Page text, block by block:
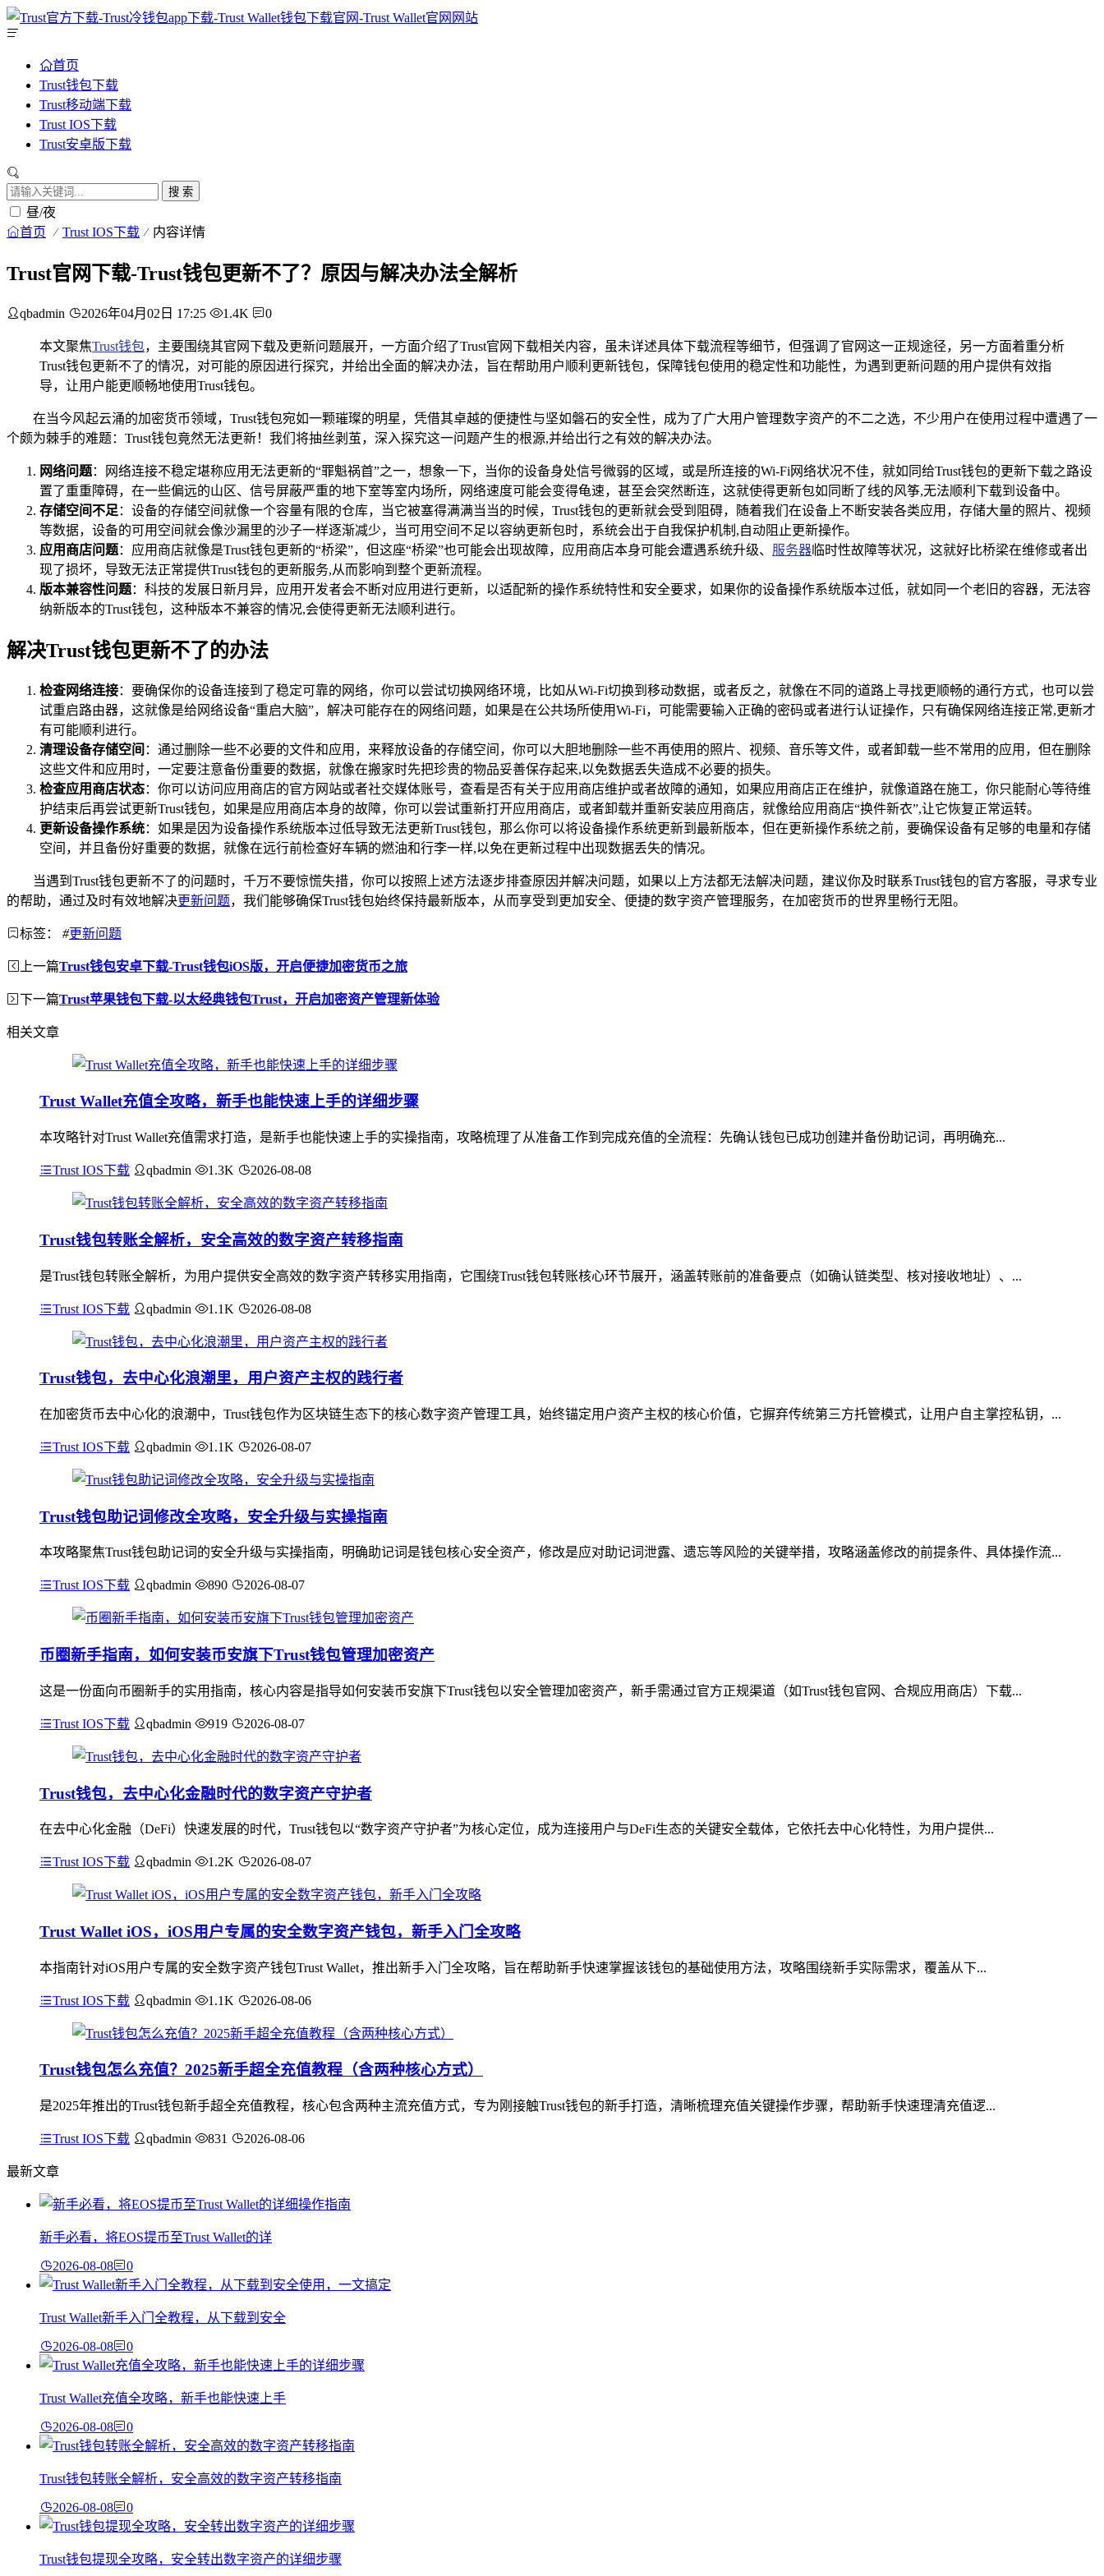
首页
Trust钱包下载
Trust移动端下载
Trust IOS下载
Trust安卓版下载
搜 索
昼/夜
首页 Trust IOS下载 内容详情
Trust官网下载-Trust钱包更新不了？原因与解决办法全解析
qbadmin 2026年04月02日 17:25 1.4K 0
本文聚焦Trust钱包，主要围绕其官网下载及更新问题展开，一方面介绍了Trust官网下载相关内容，虽未详述具体下载流程等细节，但强调了官网这一正规途径，另一方面着重分析
Trust钱包更新不了的情况，对可能的原因进行探究，并给出全面的解决办法，旨在帮助用户顺利更新钱包，保障钱包使用的稳定性和功能性，为遇到更新问题的用户提供有效指
导，让用户能更顺畅地使用Trust钱包。
在当今风起云涌的加密货币领域，Trust钱包宛如一颗璀璨的明星，凭借其卓越的便捷性与坚如磐石的安全性，成为了广大用户管理数字资产的不二之选，不少用户在使用过程中遭遇了一
个颇为棘手的难题：Trust钱包竟然无法更新！我们将抽丝剥茧，深入探究这一问题产生的根源,并给出行之有效的解决办法。
网络问题：网络连接不稳定堪称应用无法更新的“罪魁祸首”之一，想象一下，当你的设备身处信号微弱的区域，或是所连接的Wi-Fi网络状况不佳，就如同给Trust钱包的更新下载之路设
置了重重障碍，在一些偏远的山区、信号屏蔽严重的地下室等室内场所，网络速度可能会变得龟速，甚至会突然断连，这就使得更新包如同断了线的风筝,无法顺利下载到设备中。
存储空间不足 ：设备的存储空间就像一个容量有限的仓库，当它被塞得满满当当的时候，Trust钱包的更新就会受到阻碍，随着我们在设备上不断安装各类应用，存储大量的照片、视频
等数据，设备的可用空间就会像沙漏里的沙子一样逐渐减少，当可用空间不足以容纳更新包时，系统会出于自我保护机制,自动阻止更新操作。
应用商店问题：应用商店就像是Trust钱包更新的“桥梁”，但这座“桥梁”也可能会出现故障，应用商店本身可能会遭遇系统升级、 服务器 临时性故障等状况，这就好比桥梁在维修或者出
现了损坏，导致无法正常提供Trust钱包的更新服务,从而影响到整个更新流程。
版本兼容性问题：科技的发展日新月异，应用开发者会不断对应用进行更新，以适配新的操作系统特性和安全要求，如果你的设备操作系统版本过低，就如同一个老旧的容器，无法容
纳新版本的Trust钱包，这种版本不兼容的情况,会使得更新无法顺利进行。
解决Trust钱包更新不了的办法
检查网络连接：要确保你的设备连接到了稳定可靠的网络，你可以尝试切换网络环境，比如从Wi-Fi切换到移动数据，或者反之，就像在不同的道路上寻找更顺畅的通行方式，也可以尝
试重启路由器，这就像是给网络设备“重启大脑”，解决可能存在的网络问题，如果是在公共场所使用Wi-Fi，可能需要输入正确的密码或者进行认证操作，只有确保网络连接正常,更新才
有可能顺利进行。
清理设备存储空间 ：通过删除一些不必要的文件和应用，来释放设备的存储空间，你可以大胆地删除一些不再使用的照片、视频、音乐等文件，或者卸载一些不常用的应用，但在删除
这些文件和应用时，一定要注意备份重要的数据，就像在搬家时先把珍贵的物品妥善保存起来,以免数据丢失造成不必要的损失。
检查应用商店状态：你可以访问应用商店的官方网站或者社交媒体账号，查看是否有关于应用商店维护或者故障的通知，如果应用商店正在维护，就像道路在施工，你只能耐心等待维
护结束后再尝试更新Trust钱包，如果是应用商店本身的故障，你可以尝试重新打开应用商店，或者卸载并重新安装应用商店，就像给应用商店“换件新衣”,让它恢复正常运转。
更新设备操作系统：如果是因为设备操作系统版本过低导致无法更新Trust钱包，那么你可以将设备操作系统更新到最新版本，但在更新操作系统之前，要确保设备有足够的电量和存储
空间，并且备份好重要的数据，就像在远行前检查好车辆的燃油和行李一样,以免在更新过程中出现数据丢失的情况。
当遇到Trust钱包更新不了的问题时，千万不要惊慌失措，你可以按照上述方法逐步排查原因并解决问题，如果以上方法都无法解决问题，建议你及时联系Trust钱包的官方客服，寻求专业
的帮助，通过及时有效地解决更新问题，我们能够确保Trust钱包始终保持最新版本，从而享受到更加安全、便捷的数字资产管理服务，在加密货币的世界里畅行无阻。
标签： #更新问题
上一篇Trust钱包安卓下载-Trust钱包iOS版，开启便捷加密货币之旅
下一篇Trust苹果钱包下载-以太经典钱包Trust，开启加密资产管理新体验
相关文章
Trust Wallet充值全攻略，新手也能快速上手的详细步骤
本攻略针对Trust Wallet充值需求打造，是新手也能快速上手的实操指南，攻略梳理了从准备工作到完成充值的全流程：先确认钱包已成功创建并备份助记词，再明确充...
Trust IOS下载 qbadmin 1.3K 2026-08-08
Trust钱包转账全解析，安全高效的数字资产转移指南
是Trust钱包转账全解析，为用户提供安全高效的数字资产转移实用指南，它围绕Trust钱包转账核心环节展开，涵盖转账前的准备要点（如确认链类型、核对接收地址）、...
Trust IOS下载 qbadmin 1.1K 2026-08-08
Trust钱包，去中心化浪潮里，用户资产主权的践行者
在加密货币去中心化的浪潮中，Trust钱包作为区块链生态下的核心数字资产管理工具，始终锚定用户资产主权的核心价值，它摒弃传统第三方托管模式，让用户自主掌控私钥，...
Trust IOS下载 qbadmin 1.1K 2026-08-07
Trust钱包助记词修改全攻略，安全升级与实操指南
本攻略聚焦Trust钱包助记词的安全升级与实操指南，明确助记词是钱包核心安全资产，修改是应对助记词泄露、遗忘等风险的关键举措，攻略涵盖修改的前提条件、具体操作流...
Trust IOS下载 qbadmin 890 2026-08-07
币圈新手指南，如何安装币安旗下Trust钱包管理加密资产
这是一份面向币圈新手的实用指南，核心内容是指导如何安装币安旗下Trust钱包以安全管理加密资产，新手需通过官方正规渠道（如Trust钱包官网、合规应用商店）下载...
Trust IOS下载 qbadmin 919 2026-08-07
Trust钱包，去中心化金融时代的数字资产守护者
在去中心化金融（DeFi）快速发展的时代，Trust钱包以“数字资产守护者”为核心定位，成为连接用户与DeFi生态的关键安全载体，它依托去中心化特性，为用户提供...
Trust IOS下载 qbadmin 1.2K 2026-08-07
Trust Wallet iOS，iOS用户专属的安全数字资产钱包，新手入门全攻略
本指南针对iOS用户专属的安全数字资产钱包Trust Wallet，推出新手入门全攻略，旨在帮助新手快速掌握该钱包的基础使用方法，攻略围绕新手实际需求，覆盖从下...
Trust IOS下载 qbadmin 1.1K 2026-08-06
Trust钱包怎么充值？2025新手超全充值教程（含两种核心方式）
是2025年推出的Trust钱包新手超全充值教程，核心包含两种主流充值方式，专为刚接触Trust钱包的新手打造，清晰梳理充值关键操作步骤，帮助新手快速理清充值逻...
Trust IOS下载 qbadmin 831 2026-08-06
最新文章
新手必看，将EOS提币至Trust Wallet的详
2026-08-08 0
Trust Wallet新手入门全教程，从下载到安全
2026-08-08 0
Trust Wallet充值全攻略，新手也能快速上手
2026-08-08 0
Trust钱包转账全解析，安全高效的数字资产转移指南
2026-08-08 0
Trust钱包提现全攻略，安全转出数字资产的详细步骤